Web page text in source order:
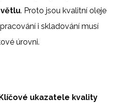
. Proto jsou kvalitní oleje
i skladování musí
úrovni.
ukazatele kvality